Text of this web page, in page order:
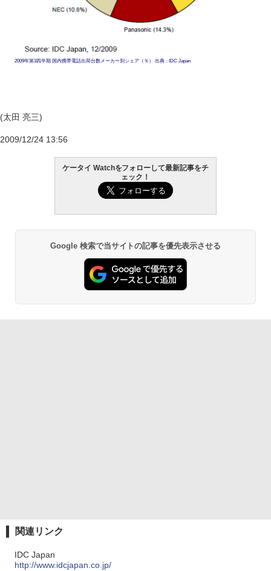
2009年第3四半期 国内携帯電話出荷台数メーカー別シェア（％） 出典：IDC Japan
(太田 亮三)
2009/12/24 13:56
ケータイ Watchをフォローして最新記事をチ
ェック！
Google 検索で当サイトの記事を優先表示させる
関連リンク
IDC Japan
http://www.idcjapan.co.jp/